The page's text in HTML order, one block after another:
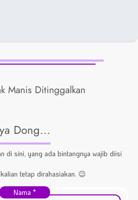
Manis Ditinggalkan
Dong...
di sini, yang ada bintangnya wajib diisi
tetap dirahasiakan. 😉
Nama *